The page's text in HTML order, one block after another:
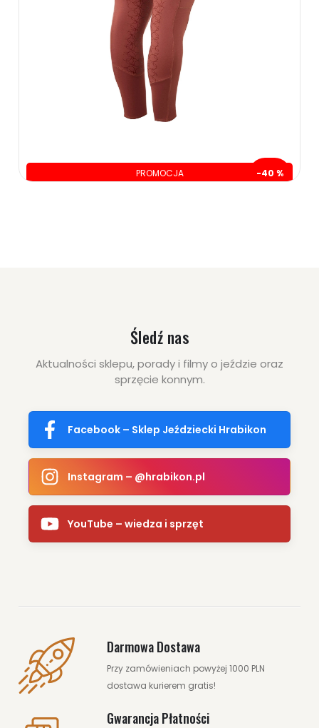
PROMOCJA -40 %
Śledź nas
Aktualności sklepu, porady i filmy o jeździe oraz
sprzęcie konnym.
Facebook – Sklep Jeździecki Hrabikon
Instagram – @hrabikon.pl
YouTube – wiedza i sprzęt
Darmowa Dostawa
Przy zamówieniach powyżej 1000 PLN
dostawa kurierem gratis!
Gwarancja Płatności